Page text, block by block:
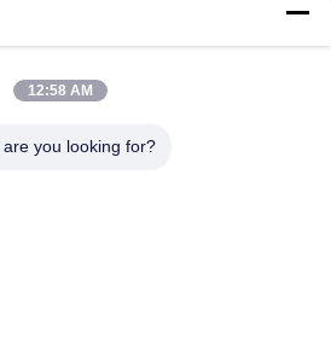
12:58 AM
you looking for?